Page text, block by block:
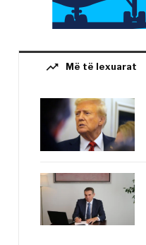
trending_up Më të lexuarat